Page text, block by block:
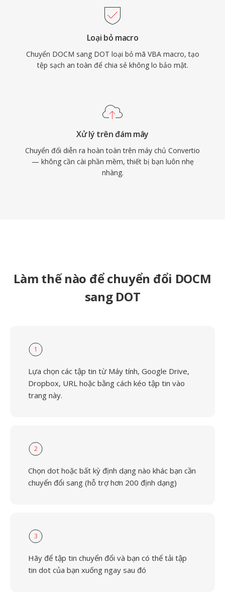
Loại bỏ macro
Chuyển DOCM sang DOT loại bỏ mã VBA macro, tạo
tệp sạch an toàn để chia sẻ không lo bảo mật.
Xử lý trên đám mây
Chuyển đổi diễn ra hoàn toàn trên máy chủ Convertio
— không cần cài phần mềm, thiết bị bạn luôn nhẹ
nhàng.
Làm thế nào để chuyển đổi DOCM
sang DOT
1
Lựa chọn các tập tin từ Máy tính, Google Drive,
Dropbox, URL hoặc bằng cách kéo tập tin vào
trang này.
2
Chọn dot hoặc bất kỳ định dạng nào khác bạn cần
chuyển đổi sang (hỗ trợ hơn 200 định dạng)
3
Hãy để tập tin chuyển đổi và bạn có thể tải tập
tin dot của bạn xuống ngay sau đó